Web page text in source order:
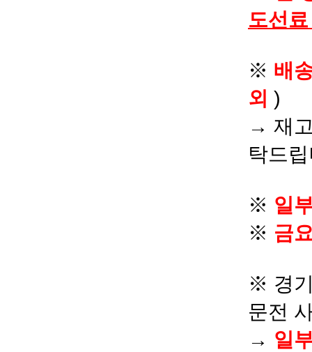
도선
※ 배
외 )
→ 재
탁드
※ 일
※ 금
※ 경
문전
→ 일